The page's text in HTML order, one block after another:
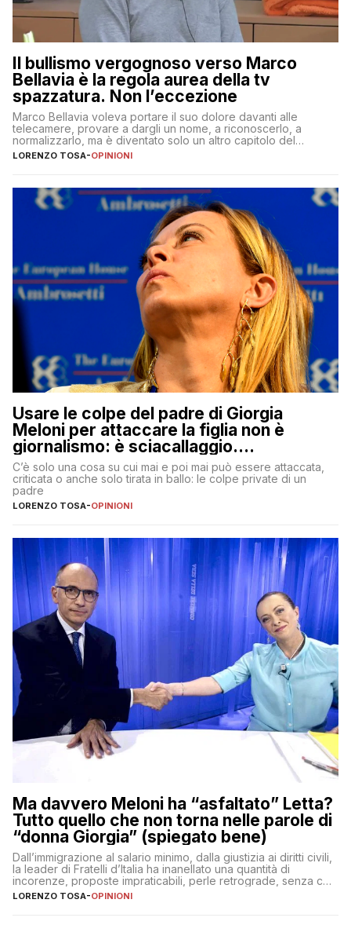
Il bullismo vergognoso verso Marco
Bellavia è la regola aurea della tv
spazzatura. Non l’eccezione
Marco Bellavia voleva portare il suo dolore davanti alle
telecamere, provare a dargli un nome, a riconoscerlo, a
normalizzarlo, ma è diventato solo un altro capitolo del
copione
LORENZO TOSA-OPINIONI
Usare le colpe del padre di Giorgia
Meloni per attaccare la figlia non è
giornalismo: è sciacallaggio.
Dimostriamo di essere diversi
C’è solo una cosa su cui mai e poi mai può essere attaccata,
criticata o anche solo tirata in ballo: le colpe private di un
padre
LORENZO TOSA-OPINIONI
Ma davvero Meloni ha “asfaltato” Letta?
Tutto quello che non torna nelle parole di
“donna Giorgia” (spiegato bene)
Dall’immigrazione al salario minimo, dalla giustizia ai diritti civili,
la leader di Fratelli d’Italia ha inanellato una quantità di
incorenze, proposte impraticabili, perle retrograde, senza che
nessuno – a destra come a sinistra – glielo abbia fatto notare
LORENZO TOSA-OPINIONI